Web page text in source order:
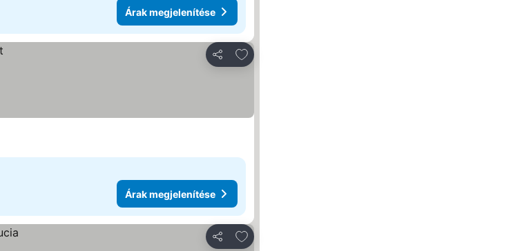
Árak megjelenítése
Megosztás
Hozzáadás a kedvencekhez
Árak megjelenítése
Megosztás
Hozzáadás a kedvencekhez